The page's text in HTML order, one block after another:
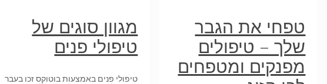
טפחי את הגבר
שלך – טיפולים
מפנקים ומטפחים
מגוון סוגים של
טיפולי פנים
טיפולי פנים באמצעות בוטוקס זכו בעבר